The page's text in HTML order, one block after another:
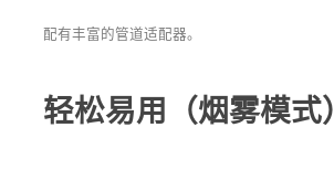
配有丰富的管道适配器。
轻松易用（烟雾模式）